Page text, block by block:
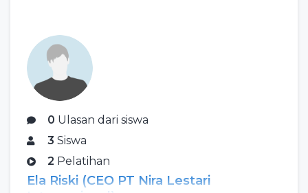
0 Ulasan dari siswa
3 Siswa
2 Pelatihan
Ela Riski (CEO PT Nira Lestari